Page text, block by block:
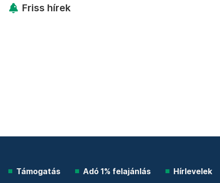
Friss hírek
Támogatás Adó 1% felajánlás Hírlevelek